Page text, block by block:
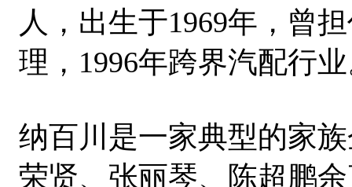
人，出生于1969年，曾
理，1996年跨界汽配行
纳百川是一家典型的家
荣贤、张丽琴、陈超鹏